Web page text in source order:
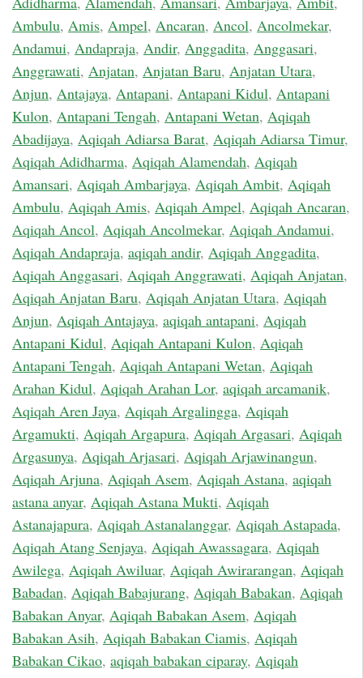
Ambulu, Amis, Ampel, Ancaran, Ancol, Ancolmekar,
Andamui, Andapraja, Andir, Anggadita, Anggasari,
Anggrawati, Anjatan, Anjatan Baru, Anjatan Utara,
Anjun, Antajaya, Antapani, Antapani Kidul, Antapani
Kulon, Antapani Tengah, Antapani Wetan, Aqiqah
Abadijaya, Aqiqah Adiarsa Barat, Aqiqah Adiarsa Timur,
Aqiqah Adidharma, Aqiqah Alamendah, Aqiqah
Amansari, Aqiqah Ambarjaya, Aqiqah Ambit, Aqiqah
Ambulu, Aqiqah Amis, Aqiqah Ampel, Aqiqah Ancaran,
Aqiqah Ancol, Aqiqah Ancolmekar, Aqiqah Andamui,
Aqiqah Andapraja, aqiqah andir, Aqiqah Anggadita,
Aqiqah Anggasari, Aqiqah Anggrawati, Aqiqah Anjatan,
Aqiqah Anjatan Baru, Aqiqah Anjatan Utara, Aqiqah
Anjun, Aqiqah Antajaya, aqiqah antapani, Aqiqah
Antapani Kidul, Aqiqah Antapani Kulon, Aqiqah
Antapani Tengah, Aqiqah Antapani Wetan, Aqiqah
Arahan Kidul, Aqiqah Arahan Lor, aqiqah arcamanik,
Aqiqah Aren Jaya, Aqiqah Argalingga, Aqiqah
Argamukti, Aqiqah Argapura, Aqiqah Argasari, Aqiqah
Argasunya, Aqiqah Arjasari, Aqiqah Arjawinangun,
Aqiqah Arjuna, Aqiqah Asem, Aqiqah Astana, aqiqah
astana anyar, Aqiqah Astana Mukti, Aqiqah
Astanajapura, Aqiqah Astanalanggar, Aqiqah Astapada,
Aqiqah Atang Senjaya, Aqiqah Awassagara, Aqiqah
Awilega, Aqiqah Awiluar, Aqiqah Awirarangan, Aqiqah
Babadan, Aqiqah Babajurang, Aqiqah Babakan, Aqiqah
Babakan Anyar, Aqiqah Babakan Asem, Aqiqah
Babakan Asih, Aqiqah Babakan Ciamis, Aqiqah
Babakan Cikao, aqiqah babakan ciparay, Aqiqah